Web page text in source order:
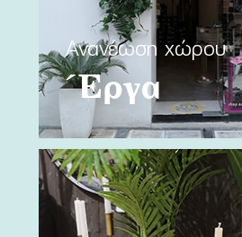
Ανανέωση χώρου
Έργα